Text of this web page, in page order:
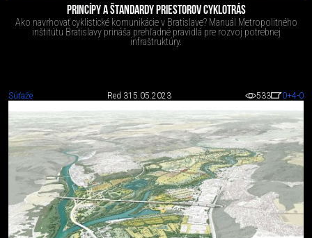
PRINCÍPY A ŠTANDARDY PRIESTOROV CYKLOTRÁS
Ako navrhovať cyklistické komunikácie v Bratislave? Manuál Metropolitného
inštitútu Bratislavy prináša prehľadné pravidlá pre rozvoj potrebnej
infraštruktúry.
Súťaže Red 315.05.2023 533 0+4-0